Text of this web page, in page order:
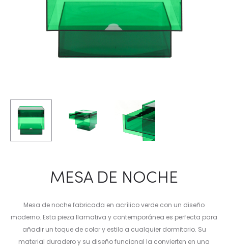
MESA DE NOCHE
Mesa de noche fabricada en acrílico verde con un diseño
moderno. Esta pieza llamativa y contemporánea es perfecta para
añadir un toque de color y estilo a cualquier dormitorio. Su
material duradero y su diseño funcional la convierten en una